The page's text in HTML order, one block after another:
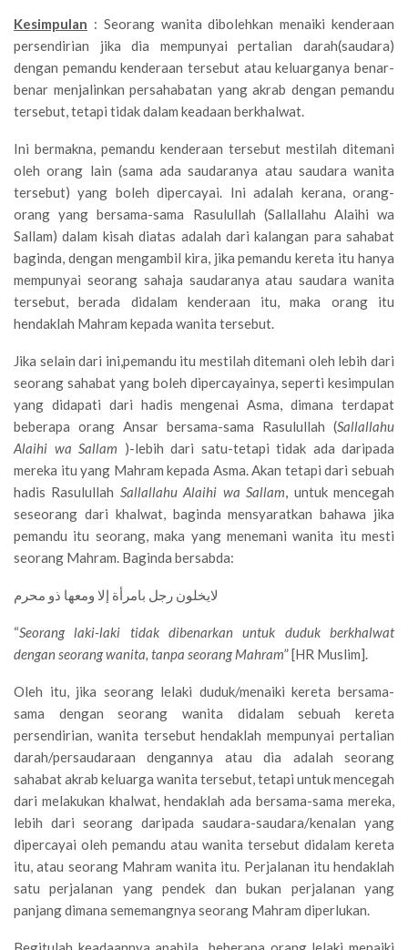
Kesimpulan : Seorang wanita dibolehkan menaiki kenderaan
persendirian jika dia mempunyai pertalian darah(saudara)
dengan pemandu kenderaan tersebut atau keluarganya benar-
benar menjalinkan persahabatan yang akrab dengan pemandu
tersebut, tetapi tidak dalam keadaan berkhalwat.
Ini bermakna, pemandu kenderaan tersebut mestilah ditemani
oleh orang lain (sama ada saudaranya atau saudara wanita
tersebut) yang boleh dipercayai. Ini adalah kerana, orang-
orang yang bersama-sama Rasulullah (Sallallahu Alaihi wa
Sallam) dalam kisah diatas adalah dari kalangan para sahabat
baginda, dengan mengambil kira, jika pemandu kereta itu hanya
mempunyai seorang sahaja saudaranya atau saudara wanita
tersebut, berada didalam kenderaan itu, maka orang itu
hendaklah Mahram kepada wanita tersebut.
Jika selain dari ini,pemandu itu mestilah ditemani oleh lebih dari
seorang sahabat yang boleh dipercayainya, seperti kesimpulan
yang didapati dari hadis mengenai Asma, dimana terdapat
beberapa orang Ansar bersama-sama Rasulullah (Sallallahu
Alaihi wa Sallam )-lebih dari satu-tetapi tidak ada daripada
mereka itu yang Mahram kepada Asma. Akan tetapi dari sebuah
hadis Rasulullah Sallallahu Alaihi wa Sallam, untuk mencegah
seseorang dari khalwat, baginda mensyaratkan bahawa jika
pemandu itu seorang, maka yang menemani wanita itu mesti
seorang Mahram. Baginda bersabda:
لايخلون رجل بامرأة إلا ومعها ذو محرم
“Seorang laki-laki tidak dibenarkan untuk duduk berkhalwat
dengan seorang wanita, tanpa seorang Mahram” [HR Muslim].
Oleh itu, jika seorang lelaki duduk/menaiki kereta bersama-
sama dengan seorang wanita didalam sebuah kereta
persendirian, wanita tersebut hendaklah mempunyai pertalian
darah/persaudaraan dengannya atau dia adalah seorang
sahabat akrab keluarga wanita tersebut, tetapi untuk mencegah
dari melakukan khalwat, hendaklah ada bersama-sama mereka,
lebih dari seorang daripada saudara-saudara/kenalan yang
dipercayai oleh pemandu atau wanita tersebut didalam kereta
itu, atau seorang Mahram wanita itu. Perjalanan itu hendaklah
satu perjalanan yang pendek dan bukan perjalanan yang
panjang dimana sememangnya seorang Mahram diperlukan.